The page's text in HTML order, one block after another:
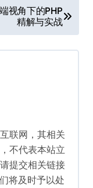
视角下的PHP
精解与实战
联网，其相关
不代表本站立
提交相关链接
将及时予以处